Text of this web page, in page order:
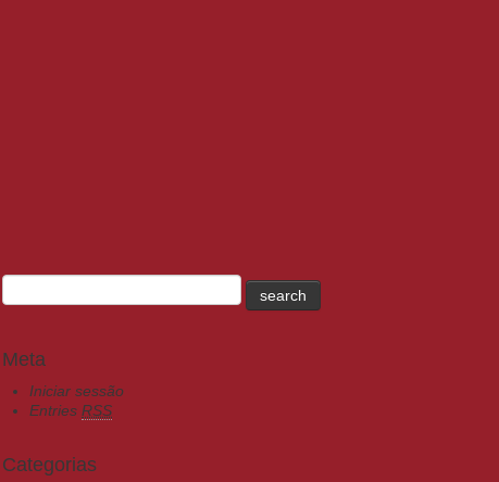
Meta
Iniciar sessão
Entries RSS
Categorias